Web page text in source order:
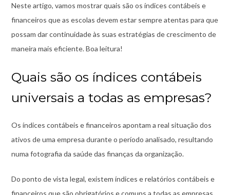
Neste artigo, vamos mostrar quais são os índices contábeis e
financeiros que as escolas devem estar sempre atentas para que
possam dar continuidade às suas estratégias de crescimento de
maneira mais eficiente. Boa leitura!
Quais são os índices contábeis
universais a todas as empresas?
Os índices contábeis e financeiros apontam a real situação dos
ativos de uma empresa durante o período analisado, resultando
numa fotografia da saúde das finanças da organização.
Do ponto de vista legal, existem índices e relatórios contábeis e
financeiros que são obrigatórios e comuns a todas as empresas,